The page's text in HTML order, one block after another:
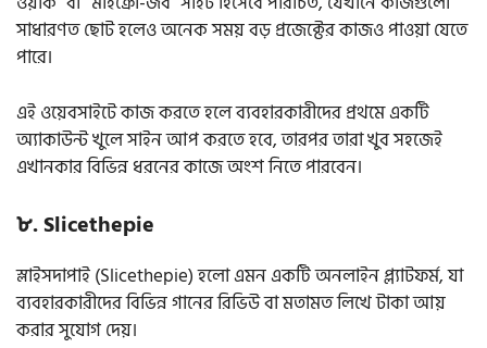
সাধারণত ছোট হলেও অনেক সময় বড় প্রজেক্টের কাজও পাওয়া যেতে
পারে।
এই ওয়েবসাইটে কাজ করতে হলে ব্যবহারকারীদের প্রথমে একটি
অ্যাকাউন্ট খুলে সাইন আপ করতে হবে, তারপর তারা খুব সহজেই
এখানকার বিভিন্ন ধরনের কাজে অংশ নিতে পারবেন।
৮. Slicethepie
স্লাইসদাপাই (Slicethepie) হলো এমন একটি অনলাইন প্ল্যাটফর্ম, যা
ব্যবহারকারীদের বিভিন্ন গানের রিভিউ বা মতামত লিখে টাকা আয়
করার সুযোগ দেয়।